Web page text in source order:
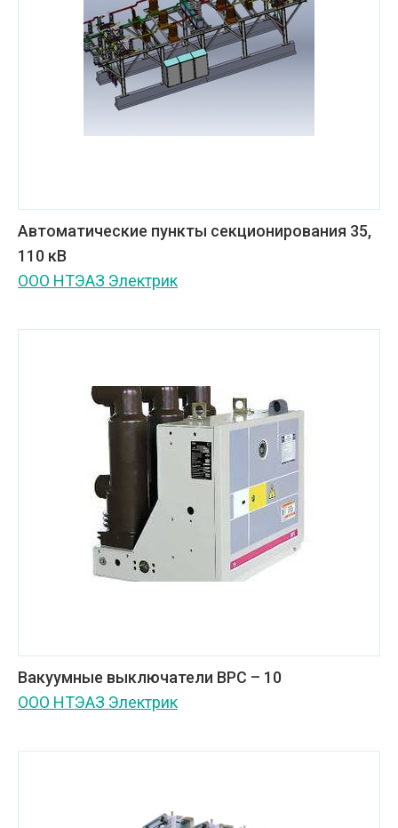
Автоматические пункты секционирования 35,
110 кВ
ООО НТЭАЗ Электрик
Вакуумные выключатели ВРС – 10
ООО НТЭАЗ Электрик